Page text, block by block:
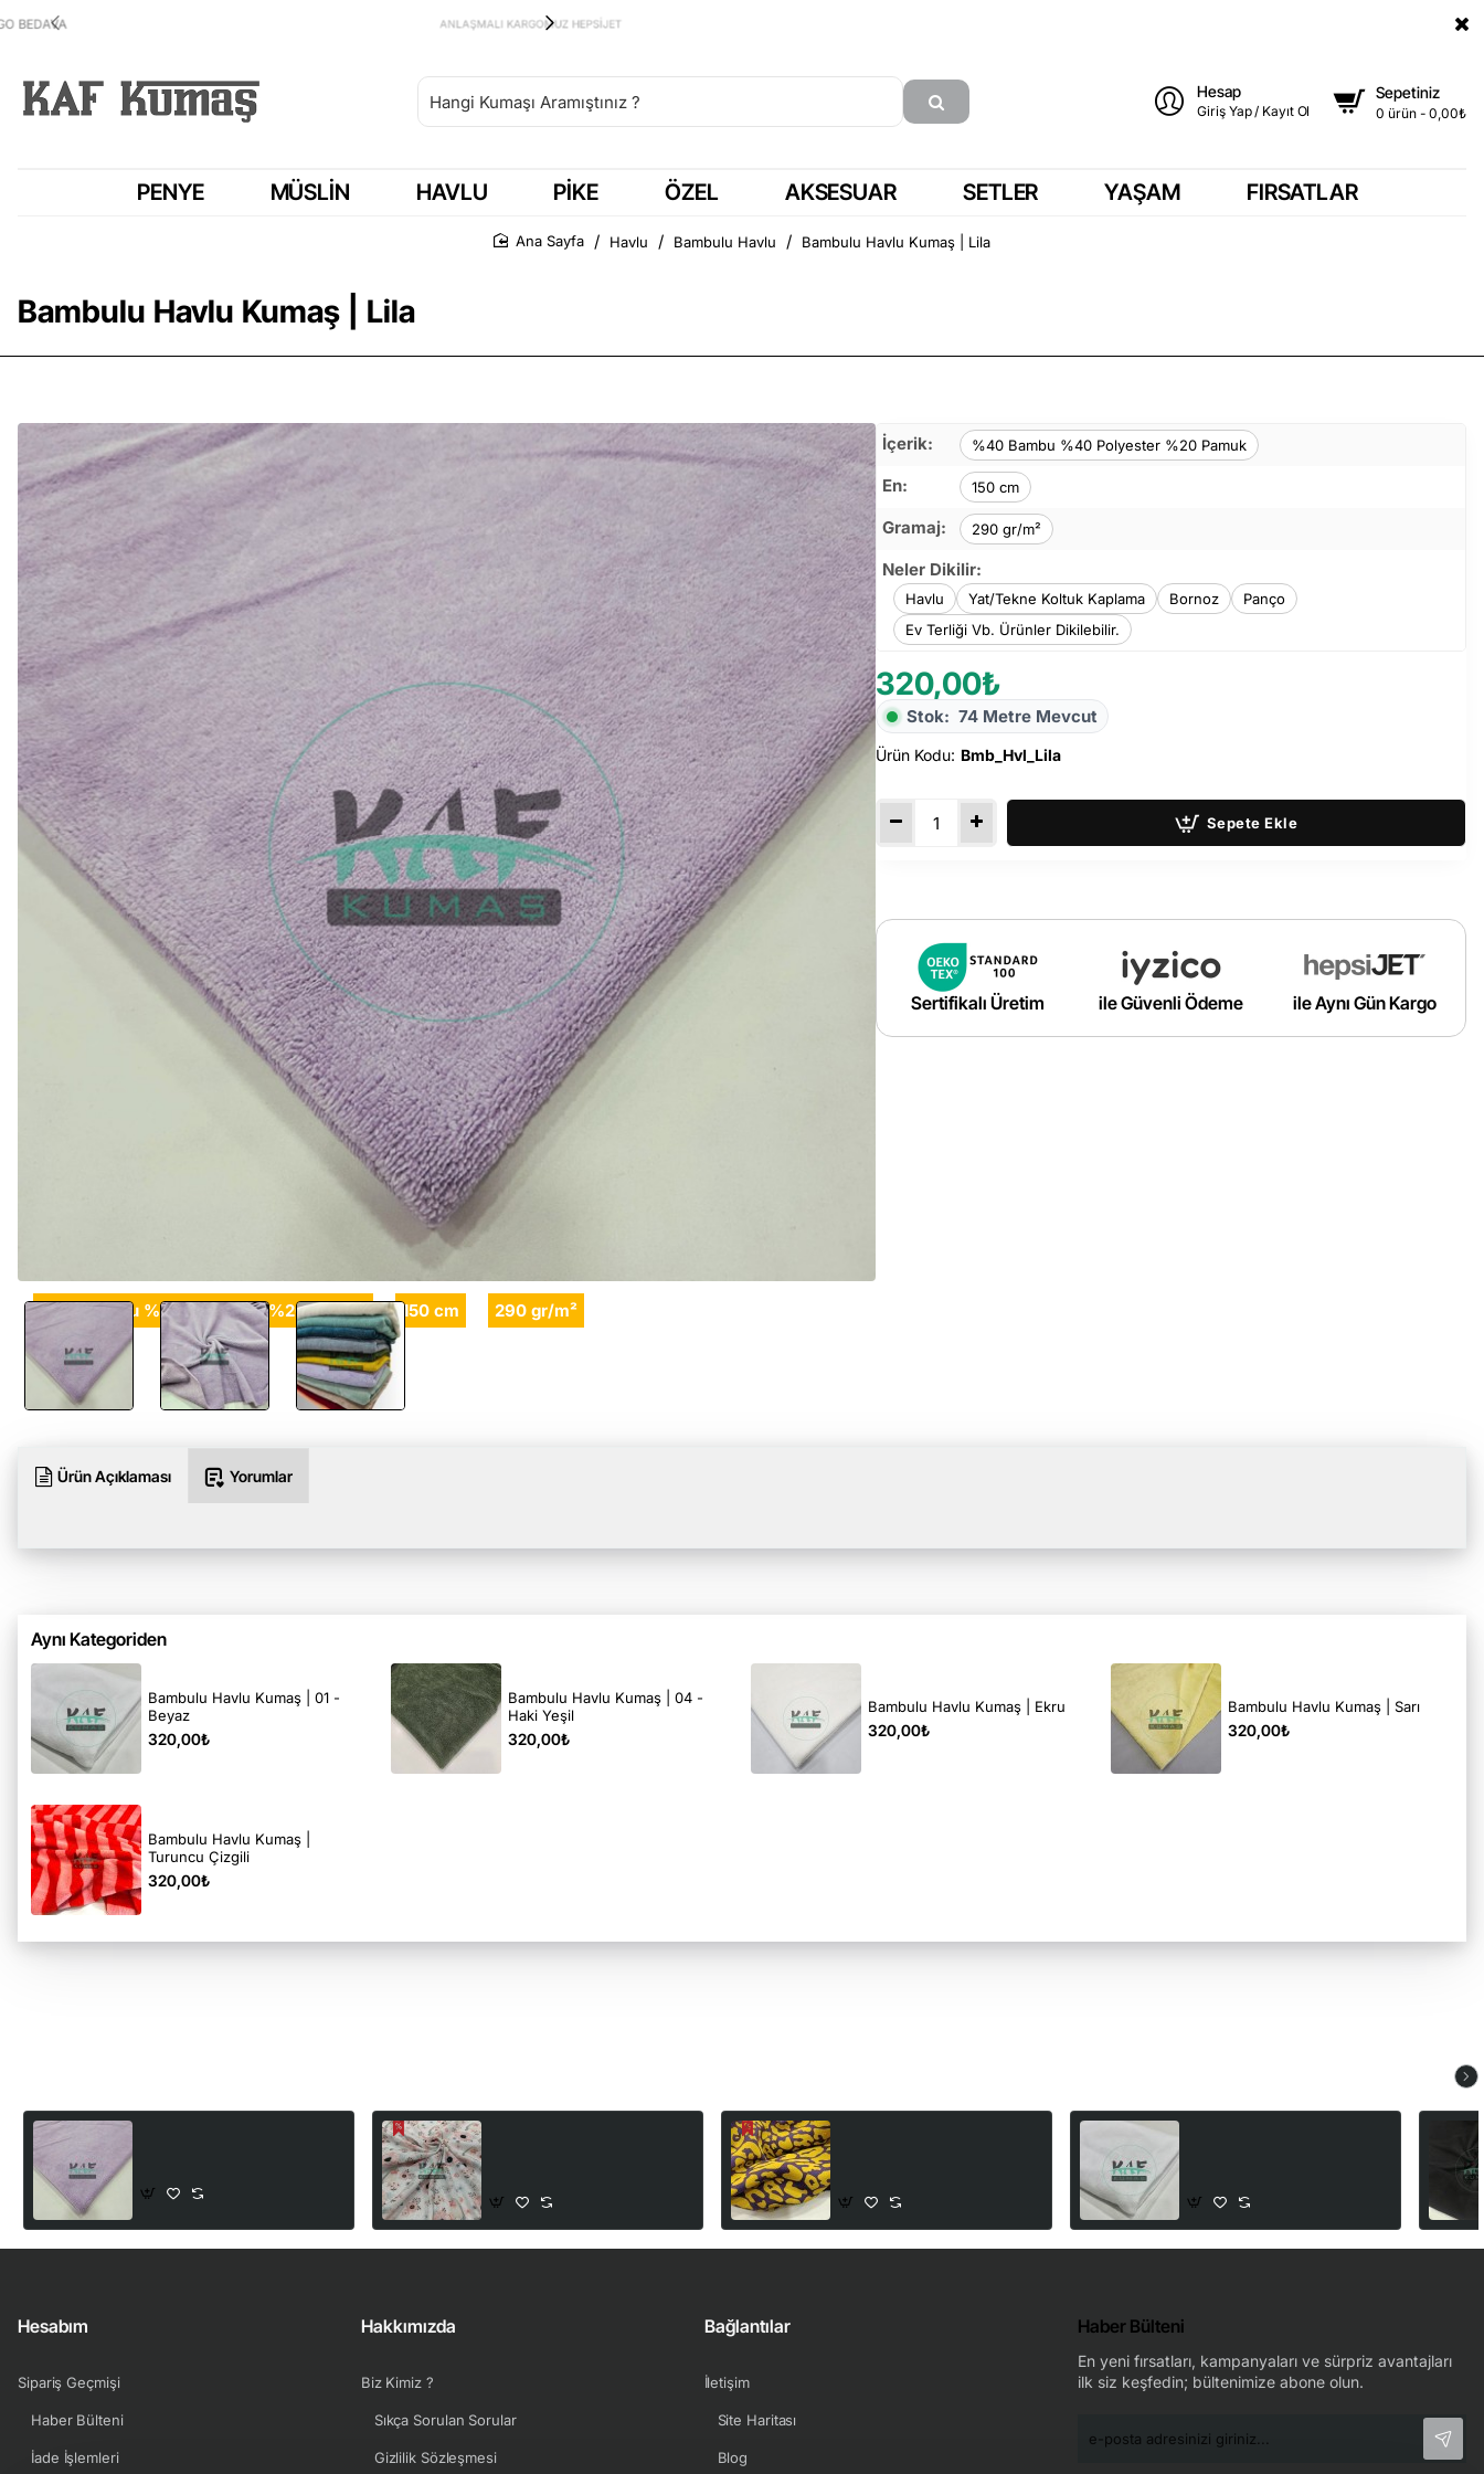
Hesap
Giriş Yap / Kayıt Ol
Sepetiniz
0 ürün - 0,00₺
PENYE MÜSLIN HAVLU PIKE ÖZEL AKSESUAR SETLER YAŞAM FIRSATLAR
Bambulu Havlu Kumaş | Lila
Havlu Bambulu Havlu Bambulu Havlu Kumaş | Lila
%40 Bambu %40 Polyester %20 Pamuk 150 cm 290 gr/m²
İçerik: %40 Bambu %40 Polyester %20 Pamuk
En: 150 cm
Gramaj: 290 gr/m²
Neler Dikilir:
Havlu Yat/Tekne Koltuk Kaplama Bornoz
Panço
Ev Terliği Vb. Ürünler Dikilebilir.
320,00₺
Stok: 74 Metre Mevcut
Ürün Kodu: Bmb_Hvl_Lila
Sepete Ekle
Sertifikalı Üretim ile Güvenli Ödeme ile Aynı Gün Kargo
Ürün Açıklaması Yorumlar
Aynı Kategoriden
Bambulu Havlu Kumaş | 01 -
Beyaz
320,00₺
Bambulu Havlu Kumaş | 04 -
Haki Yeşil
320,00₺
Bambulu Havlu Kumaş | Ekru
320,00₺
Bambulu Havlu Kumaş | Sarı
320,00₺
Bambulu Havlu Kumaş |
Turuncu Çizgili
320,00₺
Hesabım
Sipariş Geçmişi
Haber Bülteni
İade İşlemleri
Hakkımızda
Biz Kimiz ?
Sıkça Sorulan Sorular
Gizlilik Sözleşmesi
Bağlantılar
İletişim
Site Haritası
Blog
Haber Bülteni
En yeni fırsatları, kampanyaları ve sürpriz avantajları
ilk siz keşfedin; bültenimize abone olun.
posta